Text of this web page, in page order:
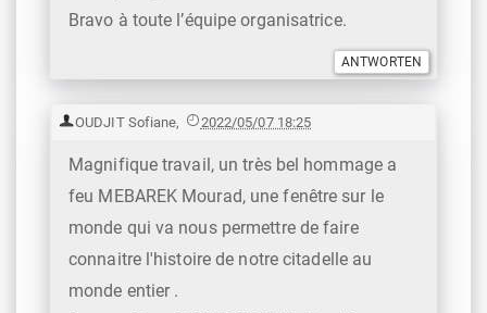
Bravo à toute l’équipe organisatrice.
OUDJIT Sofiane, 2022/05/07 18:25
Magnifique travail, un très bel hommage a
feu MEBAREK Mourad, une fenêtre sur le
monde qui va nous permettre de faire
connaitre l'histoire de notre citadelle au
monde entier .